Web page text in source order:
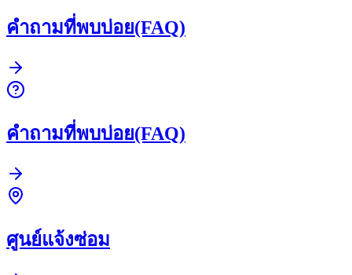
คำถามที่พบบ่อย(FAQ)
คำถามที่พบบ่อย(FAQ)
ศูนย์แจ้งซ่อม